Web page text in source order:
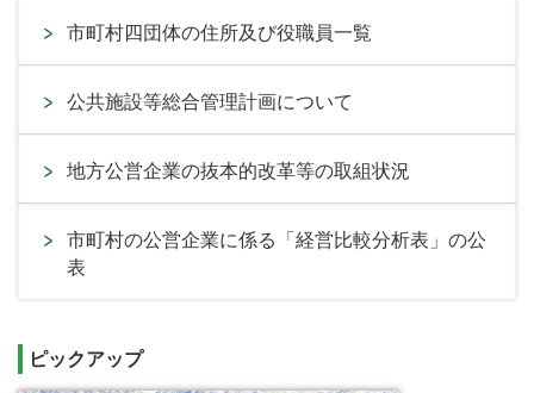
市町村四団体の住所及び役職員一覧
公共施設等総合管理計画について
地方公営企業の抜本的改革等の取組状況
市町村の公営企業に係る「経営比較分析表」の公
表
ピックアップ